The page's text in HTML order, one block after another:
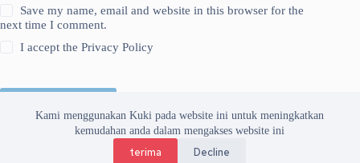
Kami menggunakan Kuki pada website ini untuk meningkatkan
kemudahan anda dalam mengakses website ini
terima Decline
Save my name, email and website in this browser for the
next time I comment.
I accept thePrivacy Policy